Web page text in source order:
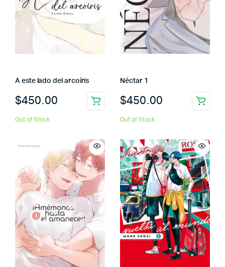
A este lado del arcoíris
$450.00
Out of Stock
Néctar 1
$450.00
Out of Stock